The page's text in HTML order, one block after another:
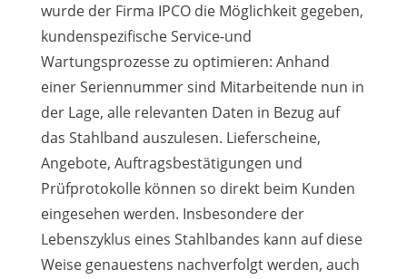
wurde der Firma IPCO die Möglichkeit gegeben,
kundenspezifische Service-und
Wartungsprozesse zu optimieren: Anhand
einer Seriennummer sind Mitarbeitende nun in
der Lage, alle relevanten Daten in Bezug auf
das Stahlband auszulesen. Lieferscheine,
Angebote, Auftragsbestätigungen und
Prüfprotokolle können so direkt beim Kunden
eingesehen werden. Insbesondere der
Lebenszyklus eines Stahlbandes kann auf diese
Weise genauestens nachverfolgt werden, auch